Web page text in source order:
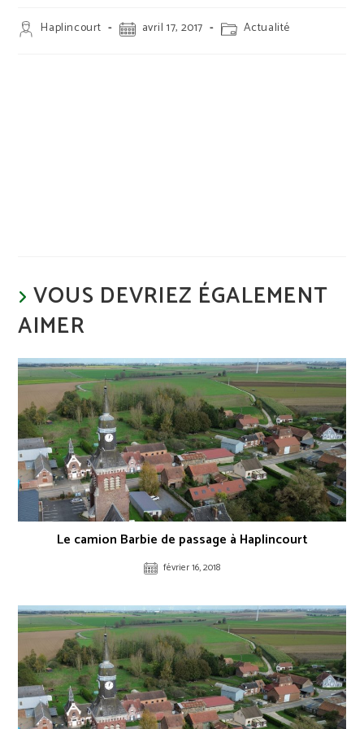
Auteur/autrice
de
Haplincourt
Publication
publiée :
avril 17, 2017
Post Actualité
VOUS DEVRIEZ ÉGALEMENT
AIMER
Le camion Barbie de passage à Haplincourt
février 16, 2018